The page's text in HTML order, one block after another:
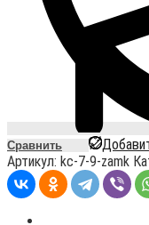
Сравнить
Артикул: kc-7-9-zamk